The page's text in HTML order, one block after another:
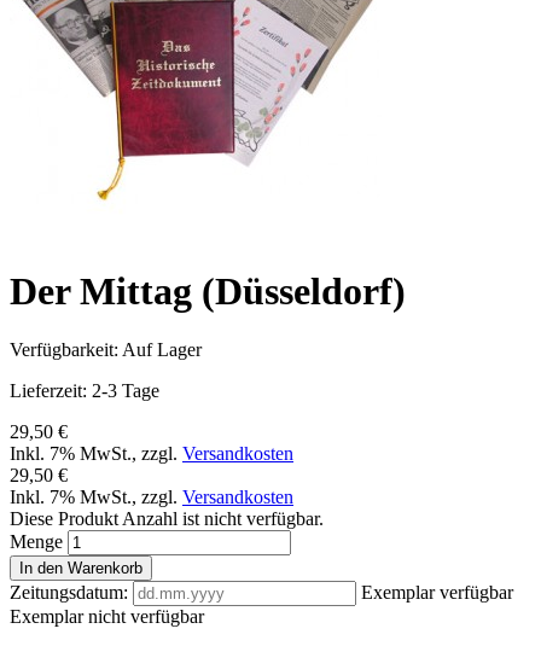
Der Mittag (Düsseldorf)
Verfügbarkeit: Auf Lager
Lieferzeit: 2-3 Tage
29,50 €
Inkl. 7% MwSt., zzgl. Versandkosten
29,50 €
Inkl. 7% MwSt., zzgl. Versandkosten
Diese Produkt Anzahl ist nicht verfügbar.
Menge
In den Warenkorb
Zeitungsdatum:
Exemplar verfügbar
Exemplar nicht verfügbar